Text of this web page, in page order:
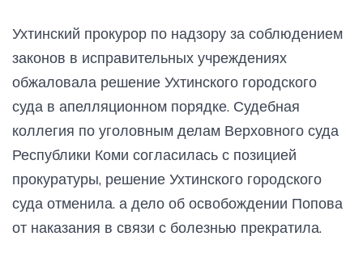
Ухтинский прокурор по надзору за соблюдением
законов в исправительных учреждениях
обжаловала решение Ухтинского городского
суда в апелляционном порядке. Судебная
коллегия по уголовным делам Верховного суда
Республики Коми согласилась с позицией
прокуратуры, решение Ухтинского городского
суда отменила. а дело об освобождении Попова
от наказания в связи с болезнью прекратила.